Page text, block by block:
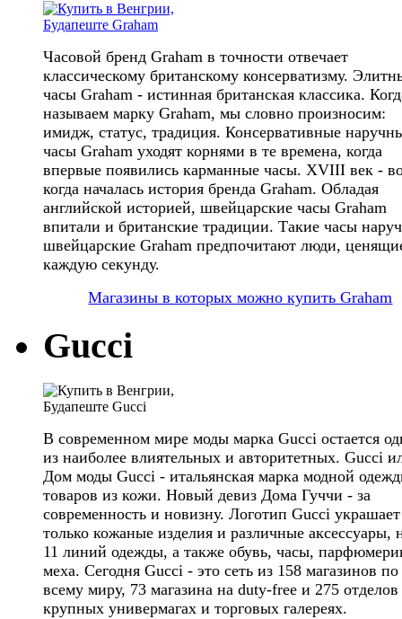
Часовой бренд Graham в точности отвечает
классическому британскому консерватизму.
часы Graham - истинная британская классика.
называем марку Graham, мы словно произносим:
имидж, статус, традиция. Консервативные
часы Graham уходят корнями в те времена, когда
впервые появились карманные часы. XVIII век -
когда началась история бренда Graham. Обладая
английской историей, швейцарские часы Graham
впитали и британские традиции. Такие часы
швейцарские Graham предпочитают люди,
каждую секунду.
Магазины в которых можно купить Graham
Gucci
В современном мире моды марка Gucci остается
из наиболее влиятельных и авторитетных. Gucci
Дом моды Gucci - итальянская марка модной
товаров из кожи. Новый девиз Дома Гуччи - за
современность и новизну. Логотип Gucci
только кожаные изделия и различные аксессуары,
11 линий одежды, а также обувь, часы,
меха. Сегодня Gucci - это сеть из 158 магазинов по
всему миру, 73 магазина на duty-free и 275 отделов
крупных универмагах и торговых галереях.